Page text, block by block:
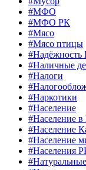
#МФО
#МФО РК
#Мясо
#Мясо птицы
#Наличные
#Налоги
#Наркотики
#Население
#Население в
#Население
#Население
#Населения